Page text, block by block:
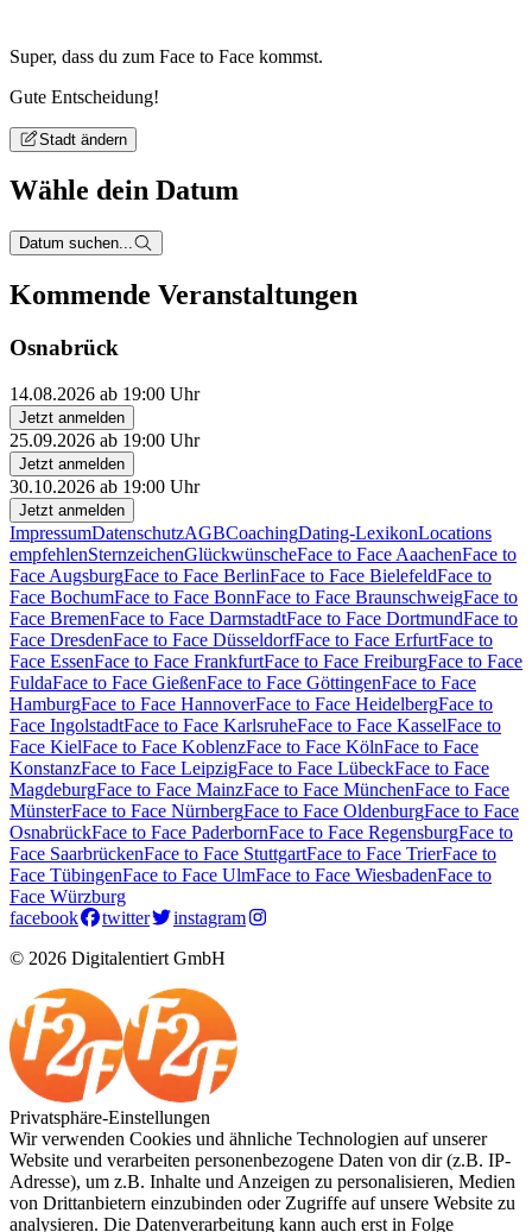
Super, dass du zum Face to Face kommst.
Gute Entscheidung!
Stadt ändern
Wähle dein Datum
Datum suchen...
Kommende Veranstaltungen
Osnabrück
14.08.2026 ab 19:00 Uhr
Jetzt anmelden
25.09.2026 ab 19:00 Uhr
Jetzt anmelden
30.10.2026 ab 19:00 Uhr
Jetzt anmelden
ImpressumDatenschutzAGBCoachingDating-LexikonLocations
empfehlenSternzeichenGlückwünscheFace to Face AaachenFace to
Face AugsburgFace to Face BerlinFace to Face BielefeldFace to
Face BochumFace to Face BonnFace to Face BraunschweigFace to
Face BremenFace to Face DarmstadtFace to Face DortmundFace to
Face DresdenFace to Face DüsseldorfFace to Face ErfurtFace to
Face EssenFace to Face FrankfurtFace to Face FreiburgFace to Face
FuldaFace to Face GießenFace to Face GöttingenFace to Face
HamburgFace to Face HannoverFace to Face HeidelbergFace to
Face IngolstadtFace to Face KarlsruheFace to Face KasselFace to
Face KielFace to Face KoblenzFace to Face KölnFace to Face
KonstanzFace to Face LeipzigFace to Face LübeckFace to Face
MagdeburgFace to Face MainzFace to Face MünchenFace to Face
MünsterFace to Face NürnbergFace to Face OldenburgFace to Face
OsnabrückFace to Face PaderbornFace to Face RegensburgFace to
Face SaarbrückenFace to Face StuttgartFace to Face TrierFace to
Face TübingenFace to Face UlmFace to Face WiesbadenFace to
Face Würzburg
facebook
twitter
instagram
© 2026 Digitalentiert GmbH
Privatsphäre-Einstellungen
Wir verwenden Cookies und ähnliche Technologien auf unserer
Website und verarbeiten personenbezogene Daten von dir (z.B. IP-
Adresse), um z.B. Inhalte und Anzeigen zu personalisieren, Medien
von Drittanbietern einzubinden oder Zugriffe auf unsere Website zu
analysieren. Die Datenverarbeitung kann auch erst in Folge